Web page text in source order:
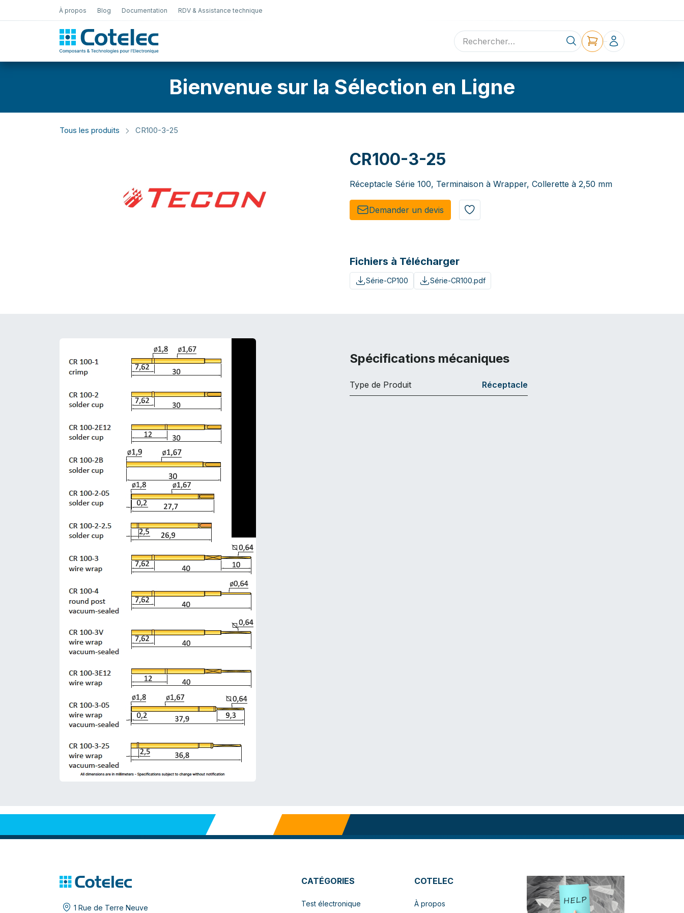
À propos Blog Documentation RDV & Assistance technique
Sélection en ligne Contact
Bienvenue sur la Sélection en Ligne
Tous les produits CR100-3-25
CR100-3-25
Réceptacle Série 100, Terminaison à Wrapper, Collerette à 2,50 mm
Demander un de​​vis​​
Fichiers à Télécharger
Série-CP100 Série-CR100.pdf
Spécifications mécaniques
Type de Produit Réceptacle
1 Rue de Terre Neuve
CATÉGORIES
Test électronique
COTELEC
À propos